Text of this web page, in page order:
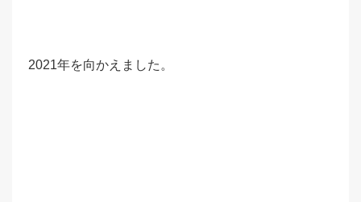
2021年を向かえました。